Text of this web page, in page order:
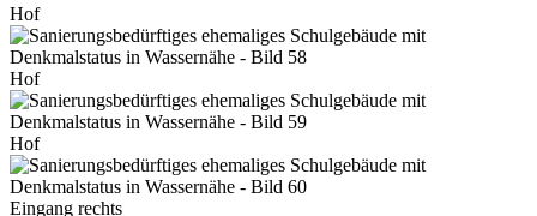
Hof
Hof
Hof
Eingang rechts